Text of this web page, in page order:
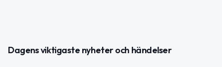
Dagens viktigaste nyheter och händelser